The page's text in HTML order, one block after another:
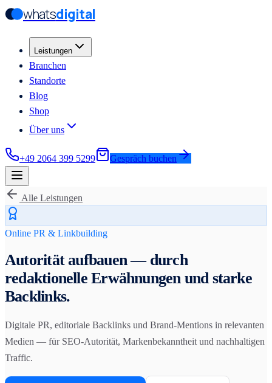
Zum Hauptinhalt springen
Zum Hauptinhalt springen
whatsdigital
Leistungen
Branchen
Standorte
Blog
Shop
Über uns
+49 2064 399 5299 Gespräch buchen
Alle Leistungen
Online PR & Linkbuilding
Autorität aufbauen — durch
redaktionelle Erwähnungen und starke
Backlinks.
Digitale PR, editoriale Backlinks und Brand-Mentions in relevanten
Medien — für SEO-Autorität, Markenbekanntheit und nachhaltigen
Traffic.